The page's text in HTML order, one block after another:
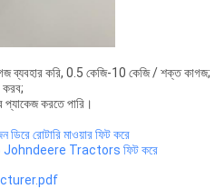
ব্যবহার করি, 0.5 কেজি-10 কেজি / শক্ত কাগজ;
করব;
করতে পারি।
রোটারি মাওয়ার ফিট করে
Johndeere Tractors ফিট করে